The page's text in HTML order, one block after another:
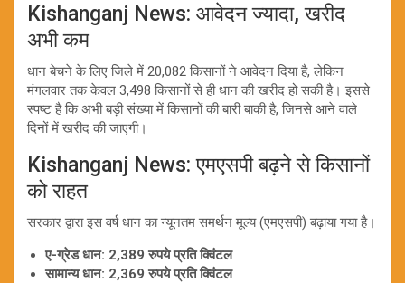
Kishanganj News: आवेदन ज्यादा, खरीद
अभी कम
धान बेचने के लिए जिले में 20,082 किसानों ने आवेदन दिया है, लेकिन
मंगलवार तक केवल 3,498 किसानों से ही धान की खरीद हो सकी है। इससे
स्पष्ट है कि अभी बड़ी संख्या में किसानों की बारी बाकी है, जिनसे आने वाले
दिनों में खरीद की जाएगी।
Kishanganj News: एमएसपी बढ़ने से किसानों
को राहत
सरकार द्वारा इस वर्ष धान का न्यूनतम समर्थन मूल्य (एमएसपी) बढ़ाया गया है।
ए-ग्रेड धान: 2,389 रुपये प्रति क्विंटल
सामान्य धान: 2,369 रुपये प्रति क्विंटल